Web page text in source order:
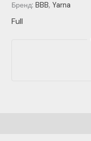
білий
кількість
Бренд: BBB, Yarna
Full